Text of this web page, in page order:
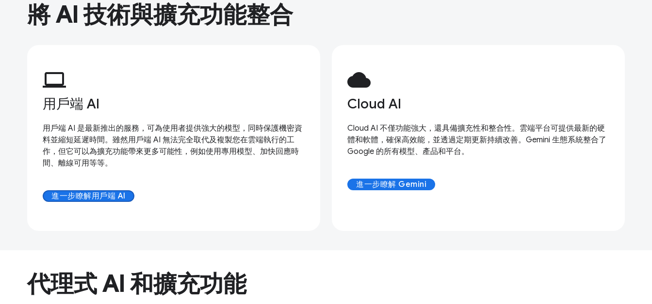
將 AI 技術與擴充功能整合
computer
用戶端 AI
用戶端 AI 是最新推出的服務，可為使用者提供強大的模型，同時保護機密資
料並縮短延遲時間。雖然用戶端 AI 無法完全取代及複製您在雲端執行的工
作，但它可以為擴充功能帶來更多可能性，例如使用專用模型、加快回應時
間、離線可用等等。
進一步瞭解用戶端 AI
cloud
Cloud AI
Cloud AI 不僅功能強大，還具備擴充性和整合性。雲端平台可提供最新的硬
體和軟體，確保高效能，並透過定期更新持續改善。Gemini 生態系統整合了
Google 的所有模型、產品和平台。
進一步瞭解 Gemini
代理式 AI 和擴充功能